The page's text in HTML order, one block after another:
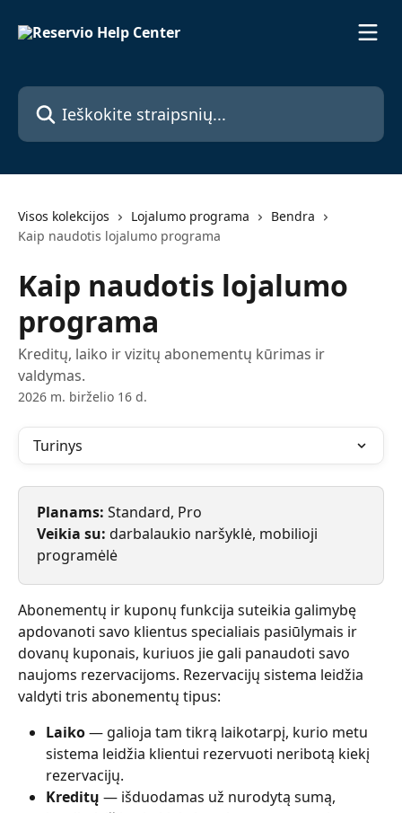
Ieškokite straipsnių...
Visos kolekcijos Lojalumo programa
Bendra
Kaip naudotis lojalumo programa
Kaip naudotis lojalumo
programa
Kreditų, laiko ir vizitų abonementų kūrimas ir
valdymas.
2026 m. birželio 16 d.
Turinys
Planams: Standard, Pro
Veikia su: darbalaukio naršyklė, mobilioji
programėlė
Abonementų ir kuponų funkcija suteikia galimybę
apdovanoti savo klientus specialiais pasiūlymais ir
dovanų kuponais, kuriuos jie gali panaudoti savo
naujoms rezervacijoms. Rezervacijų sistema leidžia
valdyti tris abonementų tipus:
Laiko — galioja tam tikrą laikotarpį, kurio metu
sistema leidžia klientui rezervuoti neribotą kiekį
rezervacijų.
Kreditų — išduodamas už nurodytą sumą,